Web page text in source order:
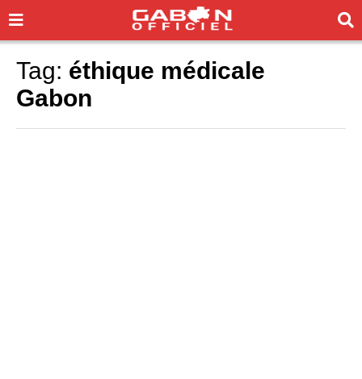
Tag: éthique médicale
Gabon